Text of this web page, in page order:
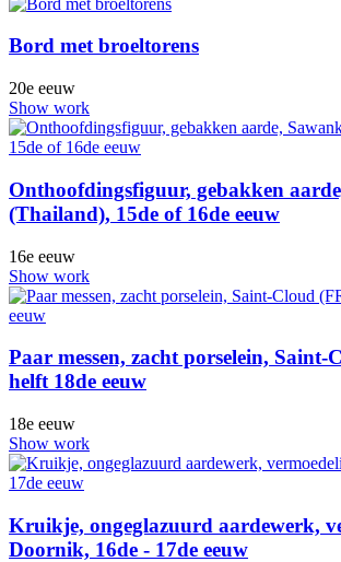
Bord met broeltorens
20e eeuw
Show work
Onthoofdingsfiguur, gebakken
(Thailand), 15de of 16de eeuw
16e eeuw
Show work
Paar messen, zacht porselein, Saint-
helft 18de eeuw
18e eeuw
Show work
Kruikje, ongeglazuurd aardewerk,
Doornik, 16de - 17de eeuw